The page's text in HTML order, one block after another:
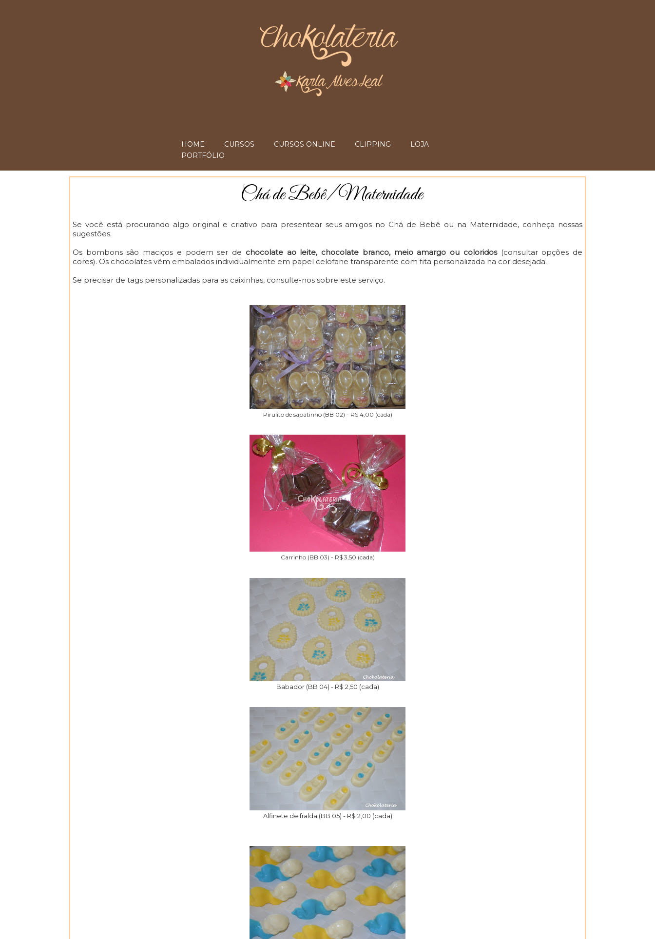
HOME CURSOS CURSOS ONLINE CLIPPING
LOJA
PORTFÓLIO
Chá de Bebê/ Maternidade
Se você está procurando algo original e criativo para presentear seus amigos no Chá de Bebê ou na Maternidade, conheça nossas
sugestões.
Os bombons são maciços e podem ser de chocolate ao leite, chocolate branco, meio amargo ou coloridos(consultar opções de
cores). Os chocolates vêm embalados individualmente em papel celofane transparente com fita personalizada na cor desejada.
Se precisar de tags personalizadas para as caixinhas, consulte-nos sobre este serviço.
Pirulito de sapatinho (BB 02) - R$ 4,00 (cada)
Carrinho (BB 03) - R$ 3,50 (cada)
Babador (BB 04) - R$ 2,50 (cada)
Alfinete de fralda (BB 05) - R$ 2,00 (cada)